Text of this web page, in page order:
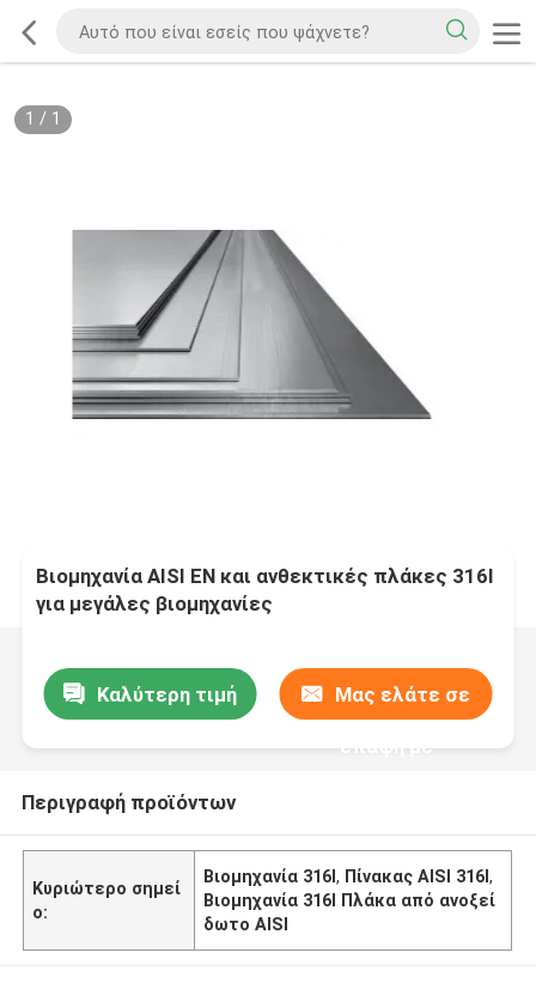
1 / 1
Βιομηχανία AISI EN και ανθεκτικές πλάκες 316l
για μεγάλες βιομηχανίες
Καλύτερη τιμή Μας ελάτε σε
επαφή με
Περιγραφή προϊόντων
Κυριώτερο σημεί
ο:
Βιομηχανία 316l, Πίνακας AISI 316l,
Βιομηχανία 316l Πλάκα από ανοξεί
δωτο AISI